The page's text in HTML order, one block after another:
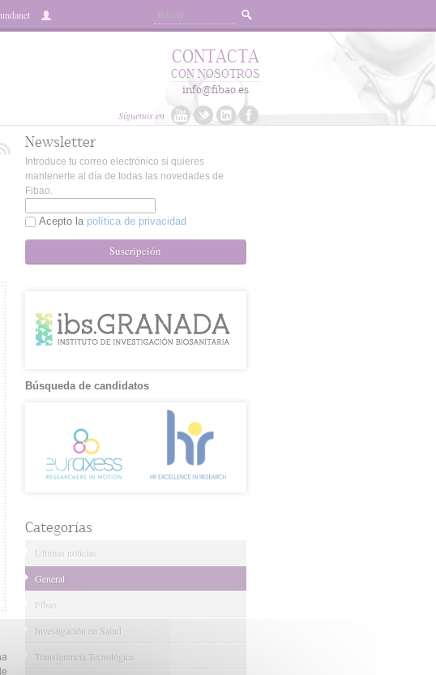
Síguenos en
CONTACTA
CON NOSOTROS
info@fibao.es
Newsletter
Introduce tu correo electrónico si quieres
mantenerte al día de todas las novedades de
Fibao.
Acepto la política de privacidad
Suscripción
Búsqueda de candidatos
Categorías
Últimas noticias
General
Fibao
Investigación en Salud
Transferencia Tecnológica